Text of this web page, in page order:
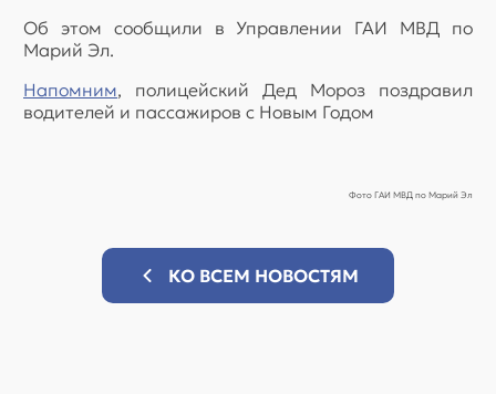
Об этом сообщили в Управлении ГАИ МВД по
Марий Эл.
Напомним, полицейский Дед Мороз поздравил
водителей и пассажиров с Новым Годом
Фото ГАИ МВД по Марий Эл
КО ВСЕМ НОВОСТЯМ